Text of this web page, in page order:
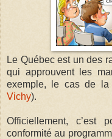
Le Québec est un des
qui approuvent les
exemple, le cas de la
Vichy).
Officiellement,
conformité au